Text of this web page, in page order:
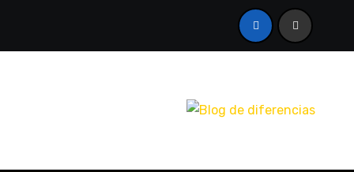
¿Cómo renovar el carné de conducir sin